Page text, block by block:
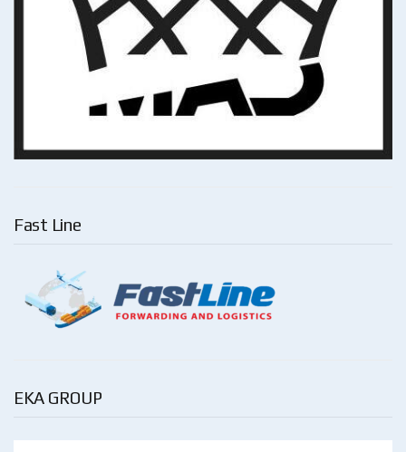
Fast Line
EKA GROUP